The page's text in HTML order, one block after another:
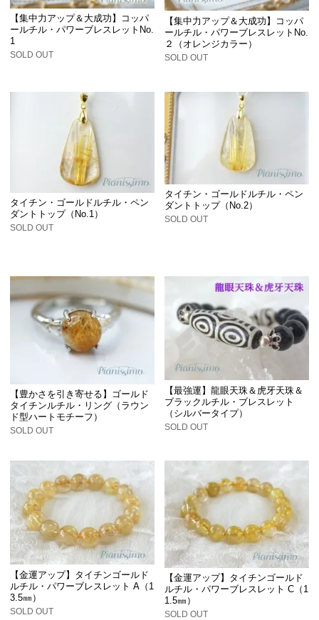
【集中力アップ＆大成功】コッパ
ールチル・パワーブレスレットNo.
1
SOLD OUT
【集中力アップ＆大成功】コッパ
ールチル・パワーブレスレットNo.
２（オレンジカラー）
SOLD OUT
タイチン・ゴールドルチル・ペン
ダントトップ（No.1）
SOLD OUT
タイチン・ゴールドルチル・ペン
ダントトップ（No.2）
SOLD OUT
【豊かさを引き寄せる】ゴールド
タイチンルチル・リング（ラウン
ド型ハートモチーフ）
SOLD OUT
【最強運】龍眼天珠＆虎牙天珠＆
ブラックルチル・ブレスレット
（シルバータイプ）
SOLD OUT
【金運アップ】タイチンゴールド
ルチル・パワーブレスレット A（1
3.5㎜）
SOLD OUT
【金運アップ】タイチンゴールド
ルチル・パワーブレスレット C（1
1.5㎜）
SOLD OUT